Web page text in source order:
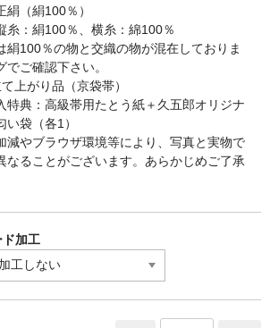
絹（絹100％）
糸：絹100％、横糸：綿100％
絹100％の物と交織の物が混在しておりま
でご確認下さい。
上がり品（京袋帯）
典：高級帯用たとう紙＋久五郎オリジナ
い袋（各1）
減やブラウザ環境等により、写真と実物で
なることがございます。あらかじめご了承
加工